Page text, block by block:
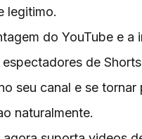
legitimo.
do YouTube e
espectadores de
seu canal e se
naturalmente.